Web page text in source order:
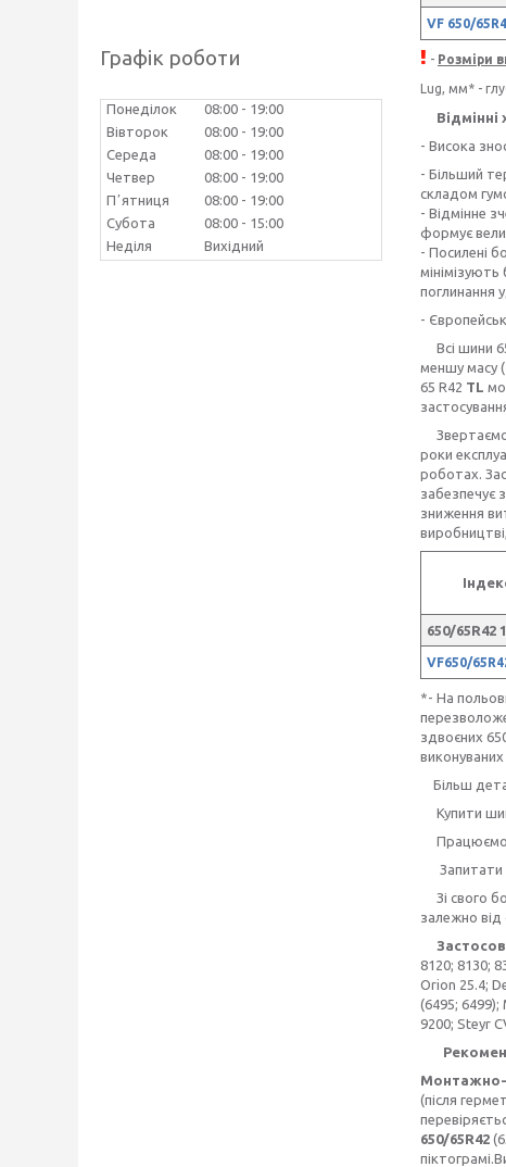
VF 650/
- Розміри
Lug, мм* -
Відмінні
- Висока
- Більший
складом
- Відмінне
формує
- Посилені
поглинання
-
Всі шини
меншу масу
65 R42 TL
Звертаємо
роки
роботах.
забезпечує
зниження
650/65R42
VF650/
*- На
здвоєних
виконуваних
Більш
Купити
Працюємо
Запитати
Зі свого
залежно від
8120; 8130;
Orion 25.4;
(6495;
9200; Steyr
Монтажно-
(після
650/65R42
Графік роботи
Понеділок 08:00
19:00
Вівторок
08:00
19:00
Середа
08:00
19:00
Четвер
08:00
19:00
Пʼятниця
08:00
19:00
Субота
08:00
15:00
Неділя
Вихідний